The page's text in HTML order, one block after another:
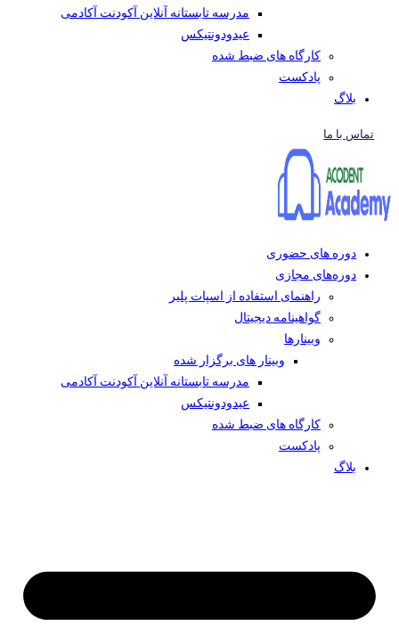
مدرسه تابستانه آنلاین آکودنت آکادمی
عیدودونتیکس
کارگاه های ضبط شده
پادکست
بلاگ
تماس با ما
دوره های حضوری
دوره‌های مجازی
راهنمای استفاده از اسپات پلیر
گواهینامه دیجیتال
وبینار‌ها
وبینار های برگزار شده
مدرسه تابستانه آنلاین آکودنت آکادمی
عیدودونتیکس
کارگاه های ضبط شده
پادکست
بلاگ